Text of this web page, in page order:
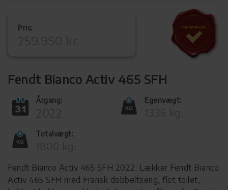
Pris:
Fendt Bianco Activ 465 SFH
Årgang: Egenvægt:
Totalvægt:
Fendt Bianco Activ 465 SFH 2022: Lækker Fendt Bianco
Activ 465 SFH med Fransk dobbeltseng, flot toilet,